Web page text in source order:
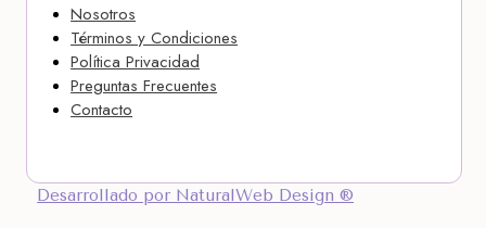
Nosotros
Términos y Condiciones
Política Privacidad
Preguntas Frecuentes
Contacto
Desarrollado por NaturalWeb Design ®